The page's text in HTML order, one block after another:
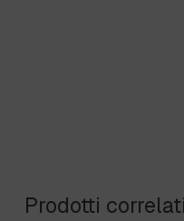
Prodotti correlati